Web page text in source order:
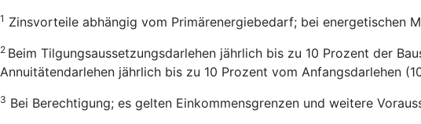
1 Zinsvorteile abhängig vom Primärenergiebedarf; bei energetischen
2 Beim Tilgungsaussetzungsdarlehen jährlich bis zu 10 Prozent der
Annuitätendarlehen jährlich bis zu 10 Prozent vom Anfangsdarlehen
3 Bei Berechtigung; es gelten Einkommensgrenzen und weitere